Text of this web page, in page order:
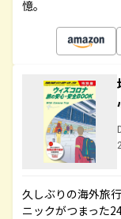
憶。
久しぶりの海外旅
ニックがつまった